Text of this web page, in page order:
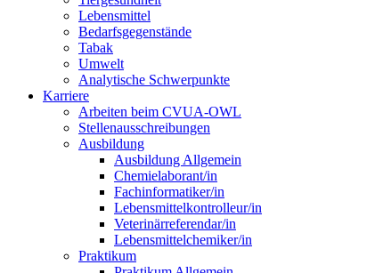
Lebensmittel
Bedarfsgegenstände
Tabak
Umwelt
Analytische Schwerpunkte
Karriere
Arbeiten beim CVUA-OWL
Stellenausschreibungen
Ausbildung
Ausbildung Allgemein
Chemielaborant/in
Fachinformatiker/in
Lebensmittelkontrolleur/in
Veterinärreferendar/in
Lebensmittelchemiker/in
Praktikum